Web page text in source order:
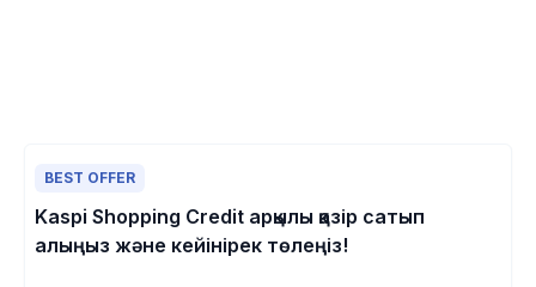
BEST OFFER
Kaspi Shopping Credit арқылы қазір сатып
алыңыз және кейінірек төлеңіз!